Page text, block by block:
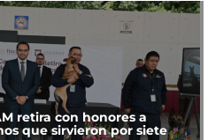
retira con honores a
que sirvieron por siete